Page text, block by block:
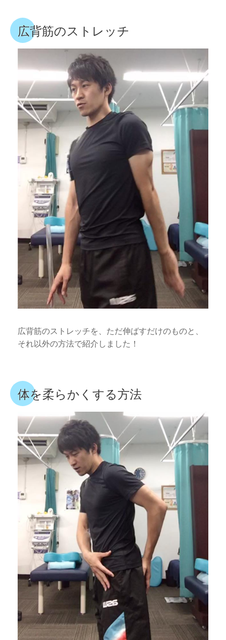
広背筋のストレッチ
広背筋のストレッチを、ただ伸ばすだけのものと、
それ以外の方法で紹介しました！
体を柔らかくする方法